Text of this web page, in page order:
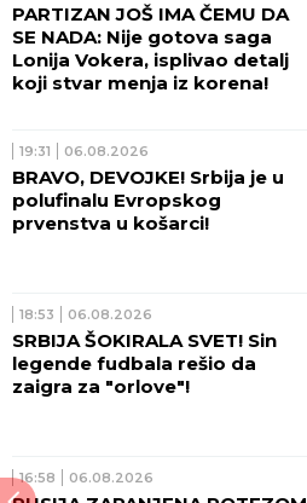
PARTIZAN JOŠ IMA ČEMU DA
SE NADA: Nije gotova saga
Lonija Vokera, isplivao detalj
koji stvar menja iz korena!
19:31 06.08.2026
BRAVO, DEVOJKE! Srbija je u
polufinalu Evropskog
prvenstva u košarci!
18:53 06.08.2026
SRBIJA ŠOKIRALA SVET! Sin
legende fudbala rešio da
zaigra za "orlove"!
16:58 06.08.2026